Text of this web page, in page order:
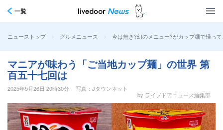
一覧
ニューストップ > グルメニュース > 今は無き?幻のメニュー?がカップ麺で帰っ
マニアが味わう「ご当地カップ麺」の世界 第
百五十七回は
2025年5月26日 20時30分
写真：Jタウンネット
by ライブドアニュース編集部